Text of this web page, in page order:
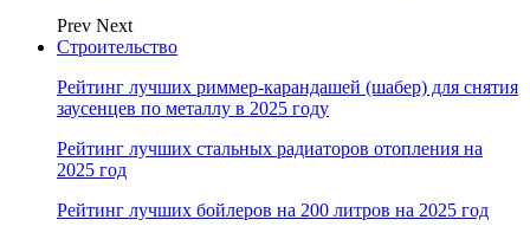
Prev Next
Строительство
Рейтинг лучших риммер-карандашей (шабер) для снятия
заусенцев по металлу в 2025 году
Рейтинг лучших стальных радиаторов отопления на
2025 год
Рейтинг лучших бойлеров на 200 литров на 2025 год